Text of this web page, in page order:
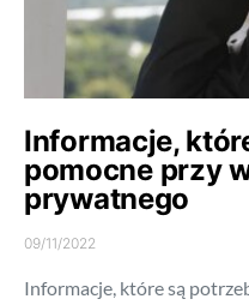
Informacje,
pomocne przy
prywatnego
09/11/2022
Informacje, które są